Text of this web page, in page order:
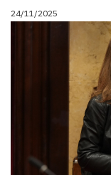
24/11/2025